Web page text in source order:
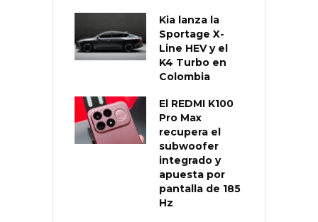
Kia lanza la
Sportage X-
Line HEV y el
K4 Turbo en
Colombia
El REDMI K100
Pro Max
recupera el
subwoofer
integrado y
apuesta por
pantalla de 185
Hz